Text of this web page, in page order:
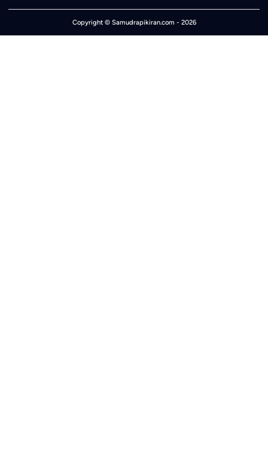
Copyright © Samudrapikiran.com - 2026